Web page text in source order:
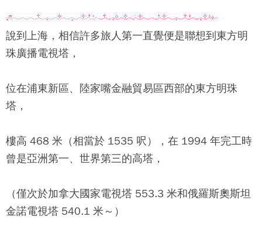
說到上海，相信許多旅人第一直覺便是聯想到 東方明
珠廣播電視塔 ，
位在浦東新區、陸家嘴金融貿易區西部的東方明珠
塔 ，
樓高 468 米（相當於 1535 呎），在 1994 年完工時
曾是亞洲第一、世界第三的高塔，
（僅次於加拿大國家電視塔 553.3 米和俄羅斯奧斯坦
金諾電視塔 540.1 米～）